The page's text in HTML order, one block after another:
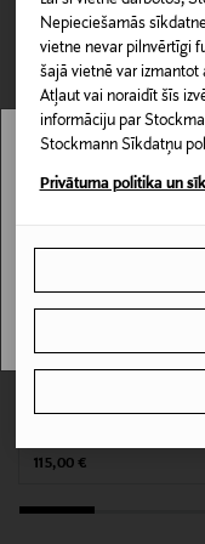
Nepieciešamās
vietne nevar pilnvērtīgi
šajā vietnē var
Atļaut vai noraidīt šīs
informāciju par
Stockmann Sīkdatņu
Privātuma politika un
Produkta numurs
164961872
Materiāls
Metāls un koks
Krāsa
BLACK/OAK
Izmērs
Ražotājvalsts
Piegāde uz
0,00 € – 4,90 €
CITI
KUPONA PRIEKŠROCĪBA
Tower metāla Sānu galds
Original Price
115,00 €
Stockmann nav